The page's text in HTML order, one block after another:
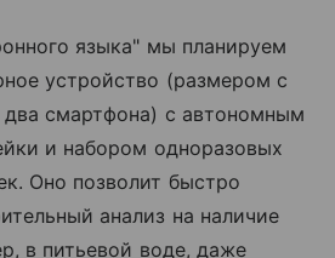
языка" мы планируем
устройство (размером с
смартфона) с автономным
и набором одноразовых
Оно позволит быстро
анализ на наличие
в питьевой воде, даже